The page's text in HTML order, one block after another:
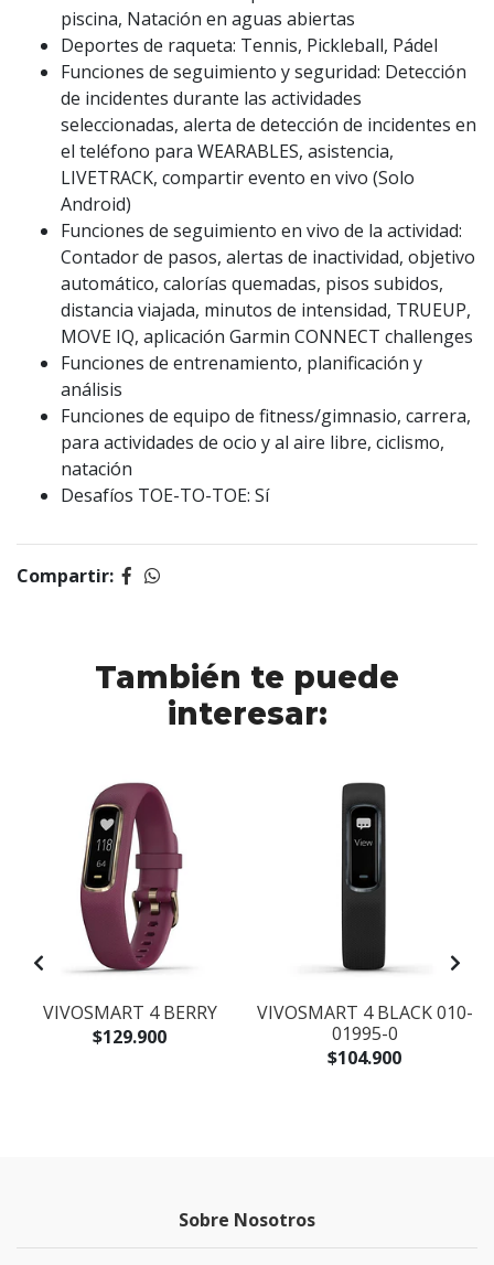
piscina, Natación en aguas abiertas
Deportes de raqueta: Tennis, Pickleball, Pádel
Funciones de seguimiento y seguridad: Detección
de incidentes durante las actividades
seleccionadas, alerta de detección de incidentes en
el teléfono para WEARABLES, asistencia,
LIVETRACK, compartir evento en vivo (Solo
Android)
Funciones de seguimiento en vivo de la actividad:
Contador de pasos, alertas de inactividad, objetivo
automático, calorías quemadas, pisos subidos,
distancia viajada, minutos de intensidad, TRUEUP,
MOVE IQ, aplicación Garmin CONNECT challenges
Funciones de entrenamiento, planificación y
análisis
Funciones de equipo de fitness/gimnasio, carrera,
para actividades de ocio y al aire libre, ciclismo,
natación
Desafíos TOE-TO-TOE: Sí
Compartir:
También te puede
interesar:
VIVOSMART 4 BERRY
$129.900
VIVOSMART 4 BLACK 010-
01995-0
$104.900
Sobre Nosotros